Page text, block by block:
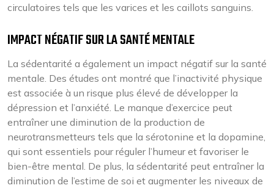
circulatoires tels que les varices et les caillots sanguins.
IMPACT NÉGATIF SUR LA SANTÉ MENTALE
La sédentarité a également un impact négatif sur la santé
mentale. Des études ont montré que l’inactivité physique
est associée à un risque plus élevé de développer la
dépression et l’anxiété. Le manque d’exercice peut
entraîner une diminution de la production de
neurotransmetteurs tels que la sérotonine et la dopamine,
qui sont essentiels pour réguler l’humeur et favoriser le
bien-être mental. De plus, la sédentarité peut entraîner la
diminution de l’estime de soi et augmenter les niveaux de